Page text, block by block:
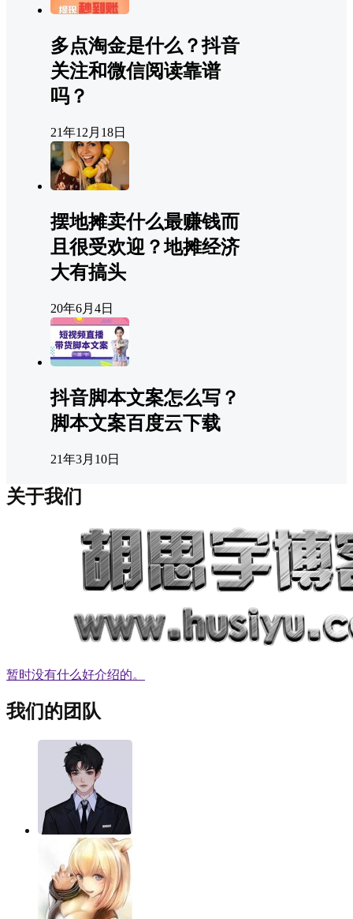
多点淘金是什么？抖音
关注和微信阅读靠谱
吗？
21年12月18日
摆地摊卖什么最赚钱而
且很受欢迎？地摊经济
大有搞头
20年6月4日
抖音脚本文案怎么写？
脚本文案百度云下载
21年3月10日
关于我们
暂时没有什么好介绍的。
我们的团队